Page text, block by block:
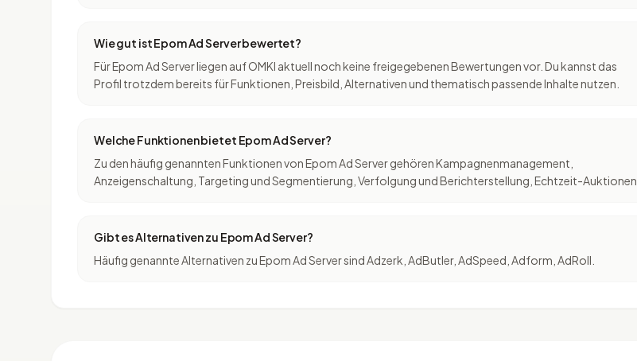
Wie gut ist Epom Ad Server bewertet?
Für Epom Ad Server liegen auf OMKI aktuell noch keine freigegebenen Bewertungen vor. Du kannst das
Profil trotzdem bereits für Funktionen, Preisbild, Alternativen und thematisch passende Inhalte nutzen.
Welche Funktionen bietet Epom Ad Server?
Zu den häufig genannten Funktionen von Epom Ad Server gehören Kampagnenmanagement,
Anzeigenschaltung, Targeting und Segmentierung, Verfolgung und Berichterstellung, Echtzeit-Auktionen.
Gibt es Alternativen zu Epom Ad Server?
Häufig genannte Alternativen zu Epom Ad Server sind Adzerk, AdButler, AdSpeed, Adform, AdRoll.